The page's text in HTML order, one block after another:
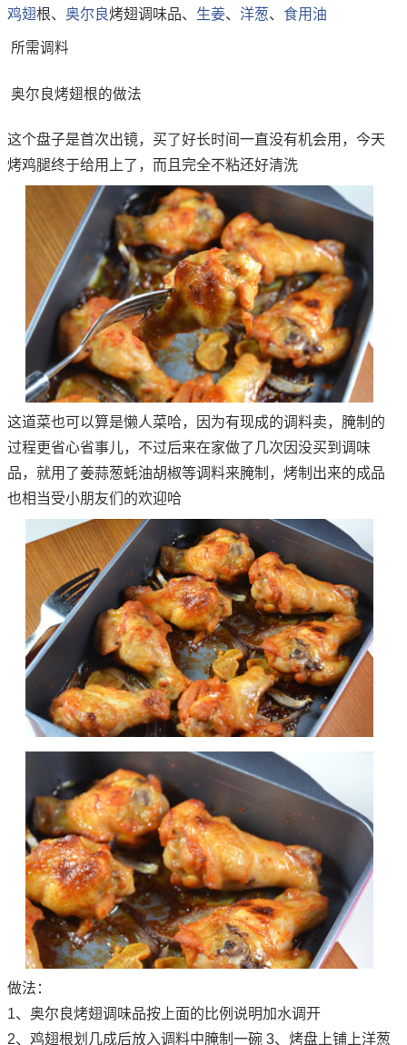
鸡翅根、 奥尔良烤翅调味品、 生姜、 洋葱、 食用油
所需调料
奥尔良烤翅根的做法
这个盘子是首次出镜，买了好长时间一直没有机会用，今天
烤鸡腿终于给用上了，而且完全不粘还好清洗
这道菜也可以算是懒人菜哈，因为有现成的调料卖，腌制的
过程更省心省事儿，不过后来在家做了几次因没买到调味
品，就用了姜蒜葱蚝油胡椒等调料来腌制，烤制出来的成品
也相当受小朋友们的欢迎哈
做法：
1、奥尔良烤翅调味品按上面的比例说明加水调开
2、鸡翅根划几成后放入调料中腌制一碗 3、烤盘上铺上洋葱